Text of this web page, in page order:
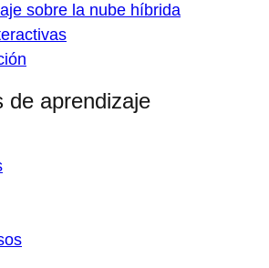
sobre la nube híbrida
de aprendizaje